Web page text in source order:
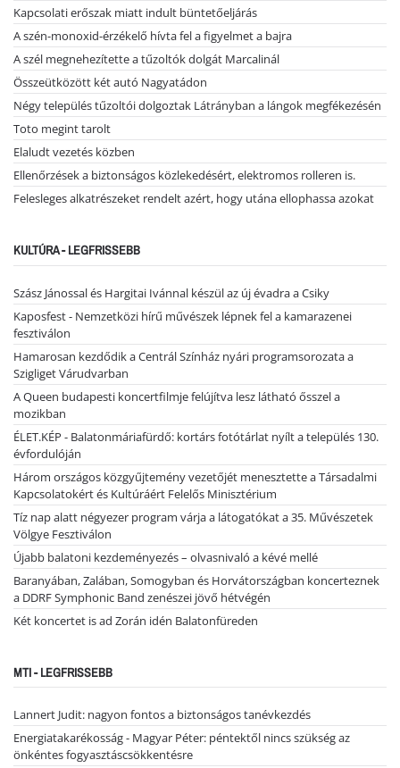
Kapcsolati erőszak miatt indult büntetőeljárás
A szén-monoxid-érzékelő hívta fel a figyelmet a bajra
A szél megnehezítette a tűzoltók dolgát Marcalinál
Összeütközött két autó Nagyatádon
Négy település tűzoltói dolgoztak Látrányban a lángok megfékezésén
Toto megint tarolt
Elaludt vezetés közben
Ellenőrzések a biztonságos közlekedésért, elektromos rolleren is.
Felesleges alkatrészeket rendelt azért, hogy utána ellophassa azokat
KULTÚRA - LEGFRISSEBB
Szász Jánossal és Hargitai Ivánnal készül az új évadra a Csiky
Kaposfest - Nemzetközi hírű művészek lépnek fel a kamarazenei
fesztiválon
Hamarosan kezdődik a Centrál Színház nyári programsorozata a
Szigliget Várudvarban
A Queen budapesti koncertfilmje felújítva lesz látható ősszel a
mozikban
ÉLET.KÉP - Balatonmáriafürdő: kortárs fotótárlat nyílt a település 130.
évfordulóján
Három országos közgyűjtemény vezetőjét menesztette a Társadalmi
Kapcsolatokért és Kultúráért Felelős Minisztérium
Tíz nap alatt négyezer program várja a látogatókat a 35. Művészetek
Völgye Fesztiválon
Újabb balatoni kezdeményezés – olvasnivaló a kévé mellé
Baranyában, Zalában, Somogyban és Horvátországban koncerteznek
a DDRF Symphonic Band zenészei jövő hétvégén
Két koncertet is ad Zorán idén Balatonfüreden
MTI - LEGFRISSEBB
Lannert Judit: nagyon fontos a biztonságos tanévkezdés
Energiatakarékosság - Magyar Péter: péntektől nincs szükség az
önkéntes fogyasztáscsökkentésre